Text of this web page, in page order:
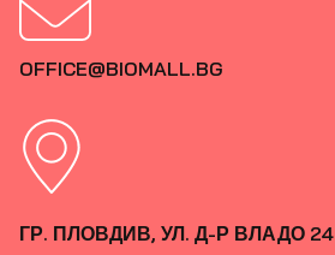
OFFICE@BIOMALL.BG
ГР. ПЛОВДИВ, УЛ. Д-Р ВЛАДО 24